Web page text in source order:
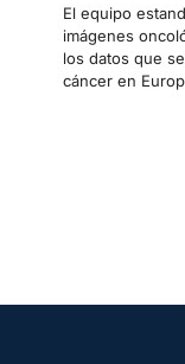
El equipo
imágenes
los datos que
cáncer en